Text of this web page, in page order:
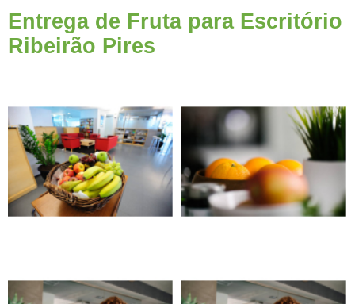
Entrega de Fruta para Escritório
Ribeirão Pires